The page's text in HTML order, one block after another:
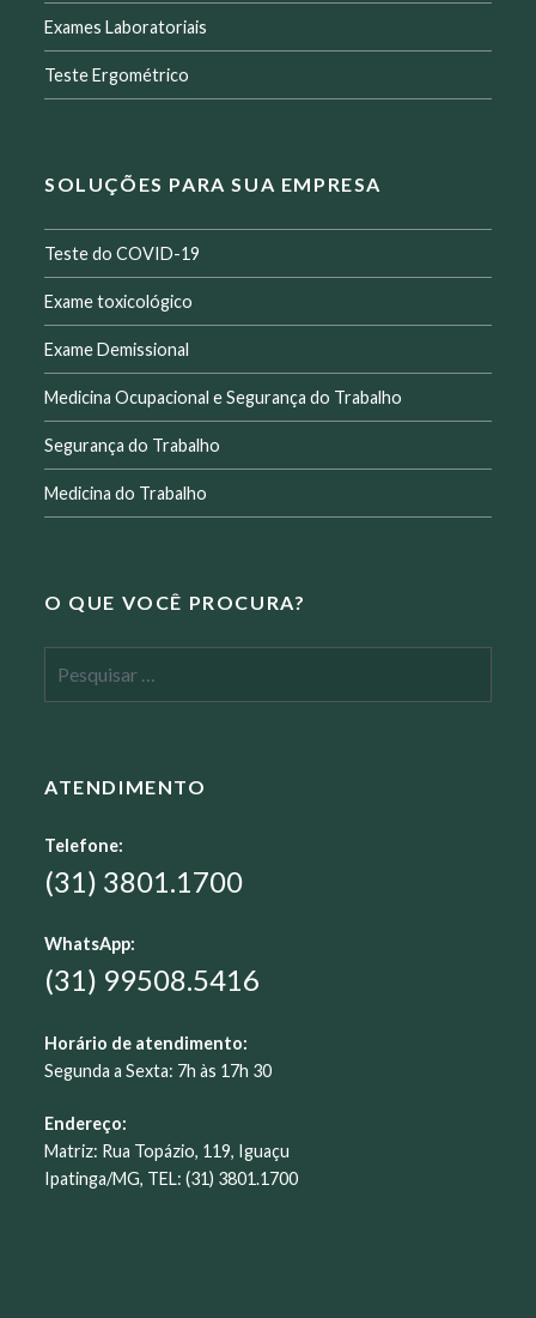
Exames Laboratoriais
Teste Ergométrico
SOLUÇÕES PARA SUA EMPRESA
Teste do COVID-19
Exame toxicológico
Exame Demissional
Medicina Ocupacional e Segurança do Trabalho
Segurança do Trabalho
Medicina do Trabalho
O QUE VOCÊ PROCURA?
por:
ATENDIMENTO
Telefone:
(31) 3801.1700
WhatsApp:
(31) 99508.5416
Horário de atendimento:
Segunda a Sexta: 7h às 17h 30
Endereço:
Matriz: Rua Topázio, 119, Iguaçu
Ipatinga/MG, TEL: (31) 3801.1700